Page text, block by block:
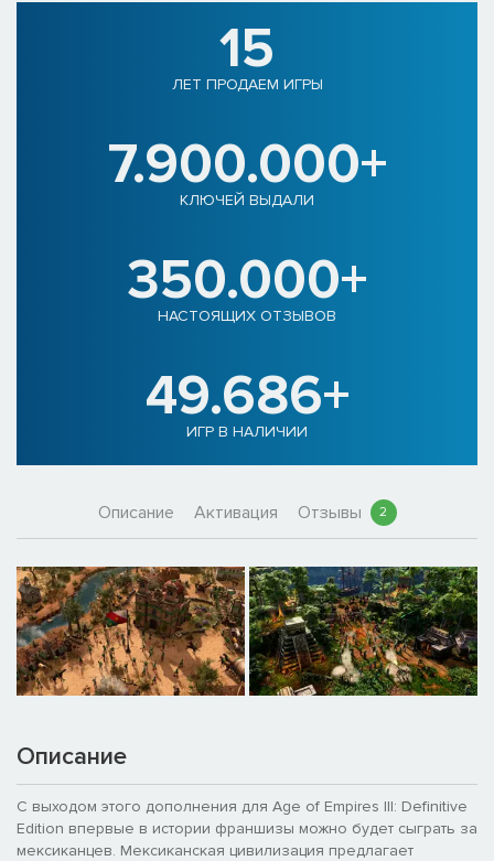
15
ЛЕТ ПРОДАЕМ ИГРЫ
7.900.000+
КЛЮЧЕЙ ВЫДАЛИ
350.000+
НАСТОЯЩИХ ОТЗЫВОВ
49.686+
ИГР В НАЛИЧИИ
Описание Активация Отзывы 2
Описание
С выходом этого дополнения для Age of Empires III: Definitive
Edition впервые в истории франшизы можно будет сыграть за
мексиканцев. Мексиканская цивилизация предлагает